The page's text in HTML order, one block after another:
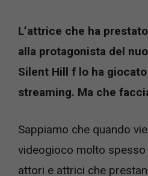
L’attrice che ha
alla protagonista del
Silent Hill f lo ha
streaming. Ma che
Sappiamo che quando
videogioco molto
attori e attrici che